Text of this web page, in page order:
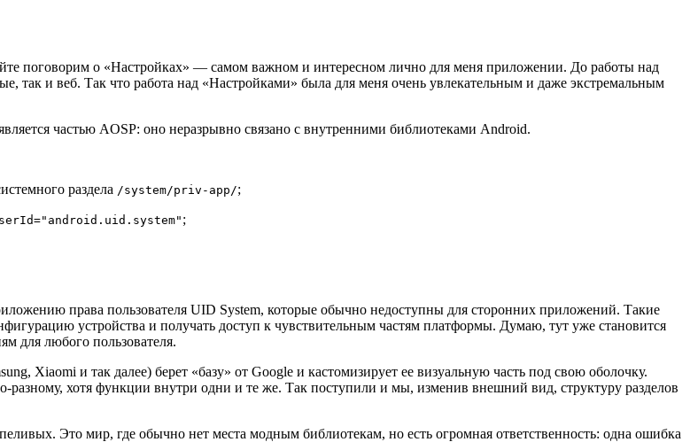
поговорим о «Настройках» — самом важном и интересном лично для меня приложении. До работы над
так и веб. Так что работа над «Настройками» была для меня очень увлекательным и даже экстремальным
частью AOSP: оно неразрывно связано с внутренними библиотеками Android.
раздела /system/priv-app/;
;
права пользователя UID System, которые обычно недоступны для сторонних приложений. Такие
устройства и получать доступ к чувствительным частям платформы. Думаю, тут уже становится
для любого пользователя.
Xiaomi и так далее) берет «базу» от Google и кастомизирует ее визуальную часть под свою оболочку.
хотя функции внутри одни и те же. Так поступили и мы, изменив внешний вид, структуру разделов
Это мир, где обычно нет места модным библиотекам, но есть огромная ответственность: одна ошибка